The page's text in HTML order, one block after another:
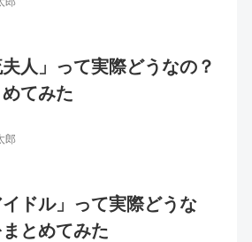
人」って実際どうなの？
てみた
郎
ドル」って実際どうな
とめてみた